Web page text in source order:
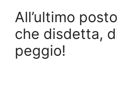
All’ultimo
che disdetta,
peggio!